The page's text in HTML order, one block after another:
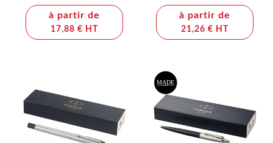
à partir de
17,88 € HT
à partir de
21,26 € HT